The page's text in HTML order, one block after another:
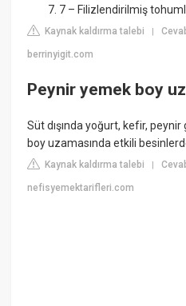
7 – Filizlendirilmiş
Kaynak kaldırma talebi |
berrinyigit.com
Peynir yemek boy
Süt dışında yoğurt, kefir, peynir
boy uzamasında etkili
Kaynak kaldırma talebi |
nefisyemektarifleri.com